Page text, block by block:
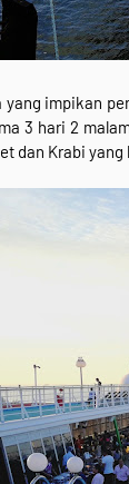
impikan
3 hari 2
dan Krabi